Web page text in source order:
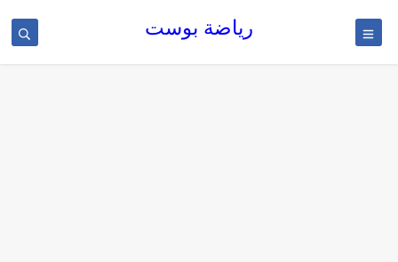
رياضة بوست